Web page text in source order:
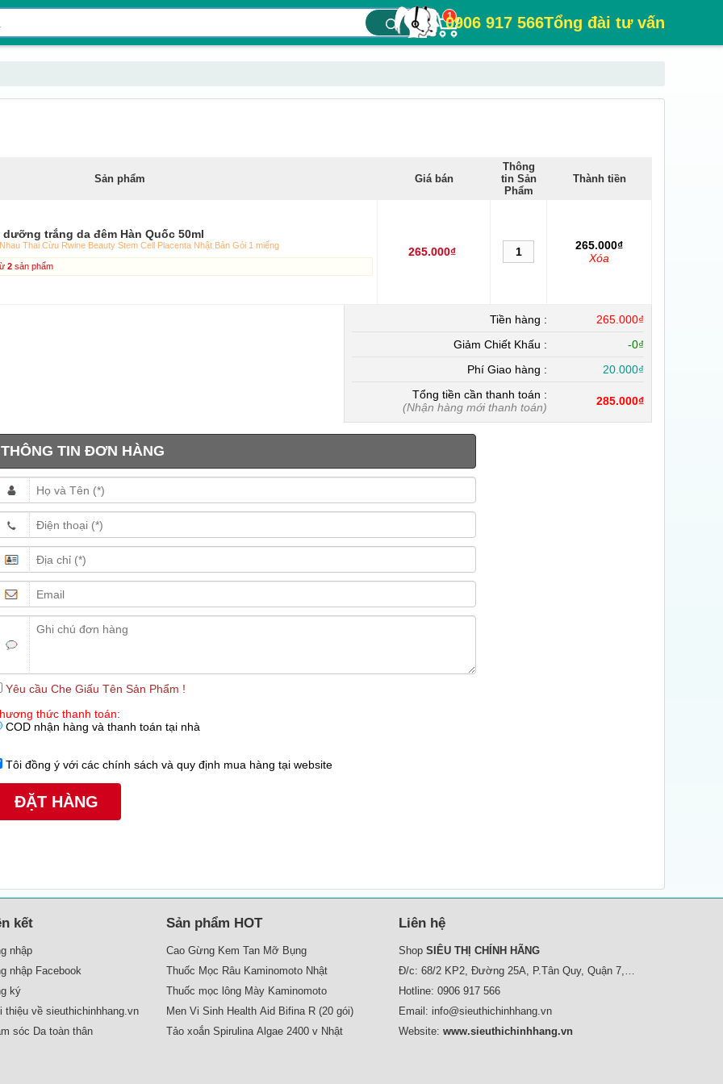
1
0906 917 566Tổng đài tư vấn
Sản phẩm Giá bán
Thông
tin Sản
Phẩm
Thành tiền
dưỡng trắng da đêm Hàn Quốc 50ml
Thai Cừu Rwine Beauty Stem Cell Placenta Nhật Bản Gói 1 miếng
2 sản phẩm
265.000₫
265.000₫
Xóa
Tiền hàng :
265.000₫
Giảm Chiết Khấu :
-0₫
Phí Giao hàng :
20.000₫
Tổng tiền cần thanh toán :
(Nhận hàng mới thanh toán)
285.000₫
THÔNG TIN ĐƠN HÀNG
Yêu cầu Che Giấu Tên Sản Phẩm !
thức thanh toán:
COD nhận hàng và thanh toán tại nhà
Tôi đồng ý với các chính sách và quy định mua hàng tại website
kết
nhập
nhập Facebook
ký
Giới thiệu về sieuthichinhhang.vn
sóc Da toàn thân
Sản phẩm HOT
Cao Gừng Kem Tan Mỡ Bụng
Thuốc Mọc Râu Kaminomoto Nhật
Thuốc mọc lông Mày Kaminomoto
Men Vi Sinh Health Aid Bifina R (20 gói)
Tảo xoắn Spirulina Algae 2400 v Nhật
Liên hệ
Shop SIÊU THỊ CHÍNH HÃNG
Đ/c: 68/2 KP2, Đường 25A, P.Tân Quy, Quận 7,
Tp.HCM
Hotline: 0906 917 566
Email: info@sieuthichinhhang.vn
Website: www.sieuthichinhhang.vn